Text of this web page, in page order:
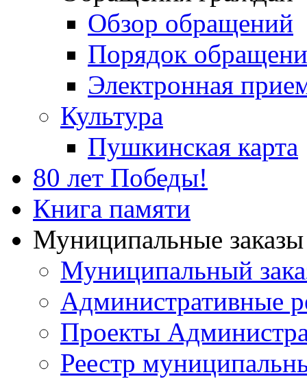
Обзор обращений
Порядок
Электронная
Культура
Пушкинская карта
80 лет Победы!
Книга памяти
Муниципальные
Муниципальный
Административные
Проекты
Реестр